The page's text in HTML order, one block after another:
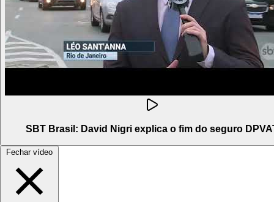
SBT Brasil: David Nigri explica o fim do seguro
Fechar vídeo